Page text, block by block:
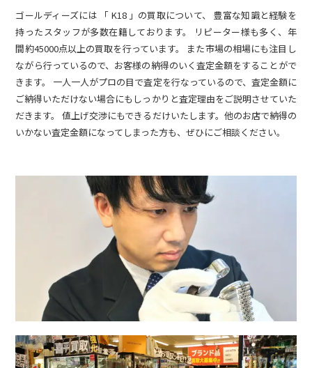
ゴールディーズには 「 K18 」の買取について、 豊富な知識と経験を
持ったスタッフが多数在籍しております。 リピーター様も多く、年
間約45000点以上の買取を行っています。 また市場の相場にも注目し
ながら行っているので、お客様の納得のいく査定金額をすることがで
きます。 一人一人がプロの目で査定を行なっているので、査定金額に
ご納得いただけない場合にもしっかりと査定理由をご説明させていた
だきます。 値上げ交渉にもできるだけいたします。他のお店で納得の
いかない査定金額になってしまった方も、ぜひにご相談ください。